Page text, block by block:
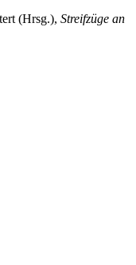
(Hrsg.), Streifzüge an